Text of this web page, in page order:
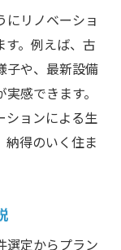
にリノベーショ
す。例えば、古
子や、最新設備
感できます。
ションによる生
納得のいく住ま
選定からプラン